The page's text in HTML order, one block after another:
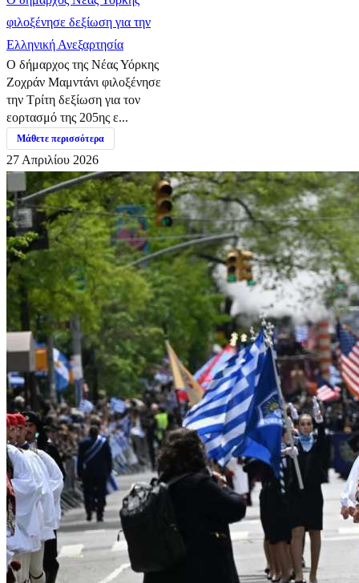
φιλοξένησε δεξίωση για την
Ελληνική Ανεξαρτησία
Ο δήμαρχος της Νέας Υόρκης
Ζοχράν Μαμντάνι φιλοξένησε
την Τρίτη δεξίωση για τον
εορτασμό της 205ης ε...
Μάθετε περισσότερα
27 Απριλίου 2026